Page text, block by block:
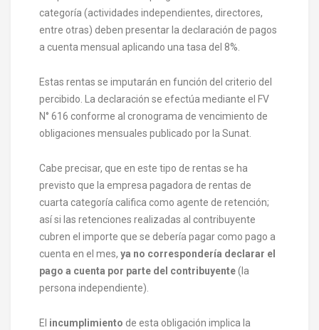
categoría (actividades independientes, directores,
entre otras) deben presentar la declaración de pagos
a cuenta mensual aplicando una tasa del 8%.
Estas rentas se imputarán en función del criterio del
percibido. La declaración se efectúa mediante el FV
N° 616 conforme al cronograma de vencimiento de
obligaciones mensuales publicado por la Sunat.
Cabe precisar, que en este tipo de rentas se ha
previsto que la empresa pagadora de rentas de
cuarta categoría califica como agente de retención;
así si las retenciones realizadas al contribuyente
cubren el importe que se debería pagar como pago a
cuenta en el mes, ya no correspondería declarar el
pago a cuenta por parte del contribuyente(la
persona independiente).
El incumplimiento de esta obligación implica la